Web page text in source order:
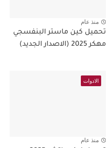
منذ عام
تحميل كين ماستر البنفسجي
مهكر 2025 (الاصدار الجديد)
الادوات
منذ عام